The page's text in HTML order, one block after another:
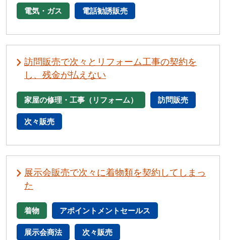
電気・ガス 電話勧誘販売
訪問販売で次々とリフォーム工事の契約を
し、残金が払えない
家屋の修理・工事（リフォーム） 訪問販売
次々販売
展示会販売で次々に着物類を契約してしまっ
た
着物 アポイントメントセールス
展示会商法 次々販売